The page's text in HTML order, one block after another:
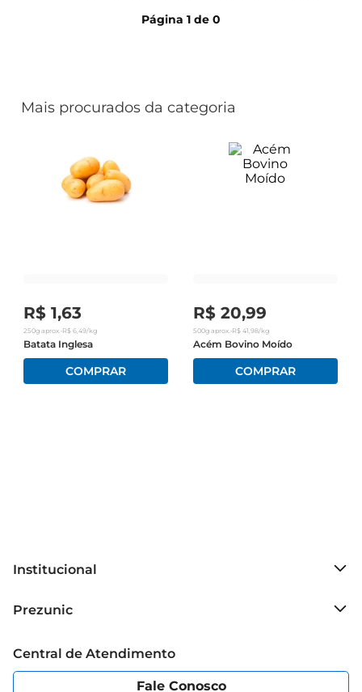
Página 1de 0
Mais procurados da categoria
R$ 1,63
250g aprox. •R$ 6,49/kg
Batata Inglesa
R$ 20,99
500gaprox. •R$ 41,98/kg
Acém Bovino Moído
Institucional
Grupo Cencosud
Política de Privacidade
Portal do fornecedor
Prezunic
Código de Ética
Central de Atendimento
Fale Conosco